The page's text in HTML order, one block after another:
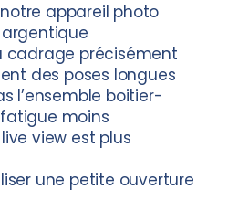
appareil photo
cadrage précisément
des poses longues
l’ensemble boitier-
moins
view est plus
une petite ouverture